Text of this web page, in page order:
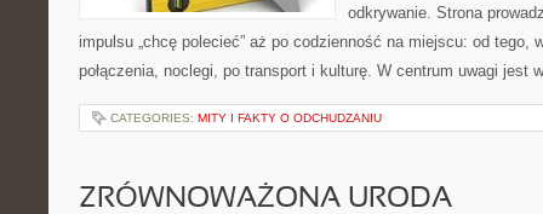
odkrywanie. Strona
impulsu „chcę polecieć” aż po codzienność na miejscu: od tego,
połączenia, noclegi, po transport i kulturę. W centrum uwagi jest
CATEGORIES: MITY I FAKTY O ODCHUDZANIU
ZRÓWNOWAŻONA URODA